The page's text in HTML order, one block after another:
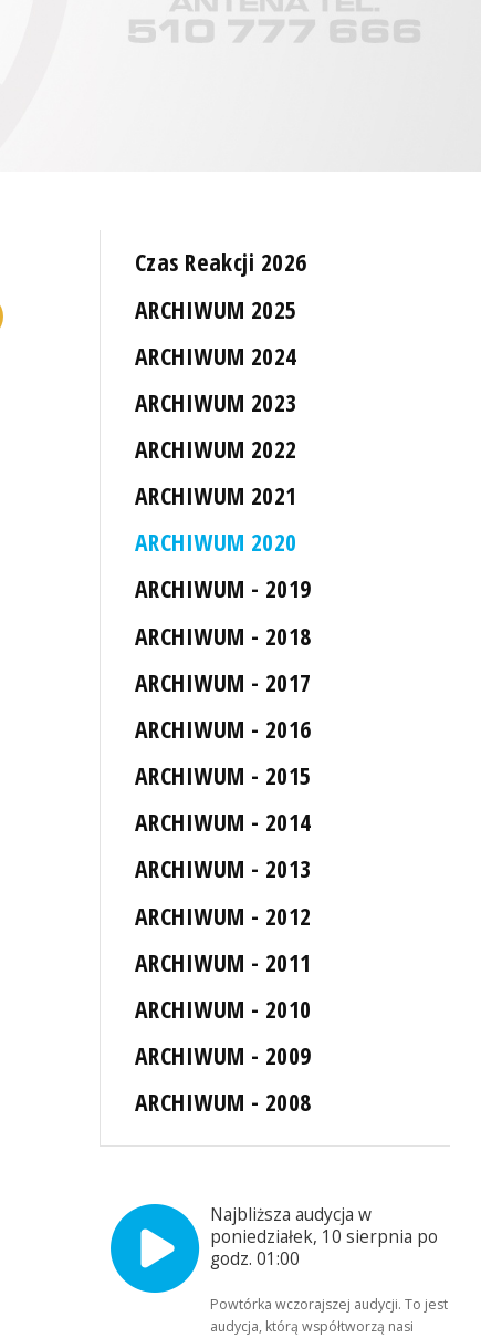
Czas Reakcji 2026
ARCHIWUM 2025
ARCHIWUM 2024
ARCHIWUM 2023
ARCHIWUM 2022
ARCHIWUM 2021
ARCHIWUM 2020
ARCHIWUM - 2019
ARCHIWUM - 2018
ARCHIWUM - 2017
ARCHIWUM - 2016
ARCHIWUM - 2015
ARCHIWUM - 2014
ARCHIWUM - 2013
ARCHIWUM - 2012
ARCHIWUM - 2011
ARCHIWUM - 2010
ARCHIWUM - 2009
ARCHIWUM - 2008
Najbliższa audycja w
poniedziałek, 10 sierpnia po
godz. 01:00
Powtórka wczorajszej audycji. To jest
audycja, którą współtworzą nasi